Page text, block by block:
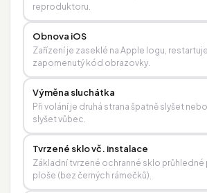
reproduktoru.
Obnova iOS
Zařízení je zaseklé na Apple logu,
zapomenutý kód obrazovky.
Výměna sluchátka
Při volání je druhá strana špatně slyšet
slyšet vůbec.
Tvrzené sklo vč. instalace
Základní tvrzené ochranné sklo průhledné
ploše (bez černých rámečků).